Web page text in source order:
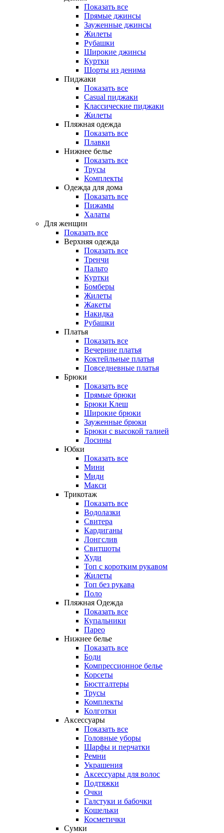
Показать все
Прямые джинсы
Зауженные джинсы
Жилеты
Рубашки
Широкие джинсы
Куртки
Шорты из денима
Пиджаки
Показать все
Casual пиджаки
Классические пиджаки
Жилеты
Пляжная одежда
Показать все
Плавки
Нижнее белье
Показать все
Трусы
Комплекты
Одежда для дома
Показать все
Пижамы
Халаты
Для женщин
Показать все
Верхняя одежда
Показать все
Тренчи
Пальто
Куртки
Бомберы
Жилеты
Жакеты
Накидка
Рубашки
Платья
Показать все
Вечерние платья
Коктейльные платья
Повседневные платья
Брюки
Показать все
Прямые брюки
Брюки Клеш
Широкие брюки
Зауженные брюки
Брюки с высокой талией
Лосины
Юбки
Показать все
Мини
Миди
Макси
Трикотаж
Показать все
Водолазки
Свитера
Кардиганы
Лонгслив
Свитшоты
Худи
Топ с коротким рукавом
Жилеты
Топ без рукава
Поло
Пляжная Одежда
Показать все
Купальники
Парео
Нижнее белье
Показать все
Боди
Компрессионное белье
Корсеты
Бюстгалтеры
Трусы
Комплекты
Колготки
Аксессуары
Показать все
Головные уборы
Шарфы и перчатки
Ремни
Украшения
Аксессуары для волос
Подтяжки
Очки
Галстуки и бабочки
Кошельки
Косметички
Сумки